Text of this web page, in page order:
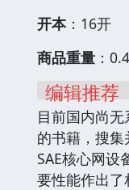
开本：16开
商品重量 ：
编辑推荐
目前国内尚
的书籍，搜
SAE核心网设
要性能作出了